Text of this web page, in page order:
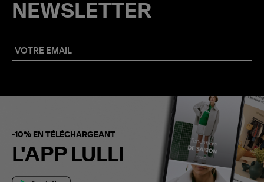
NEWSLETTER
-10% EN TÉLÉCHARGEANT
L'APP LULLI